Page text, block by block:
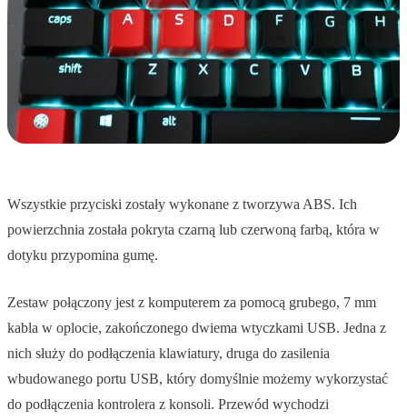
Wszystkie przyciski zostały wykonane z tworzywa ABS. Ich
powierzchnia została pokryta czarną lub czerwoną farbą, która w
dotyku przypomina gumę.
Zestaw połączony jest z komputerem za pomocą grubego, 7 mm
kabla w oplocie, zakończonego dwiema wtyczkami USB. Jedna z
nich służy do podłączenia klawiatury, druga do zasilenia
wbudowanego portu USB, który domyślnie możemy wykorzystać
do podłączenia kontrolera z konsoli. Przewód wychodzi